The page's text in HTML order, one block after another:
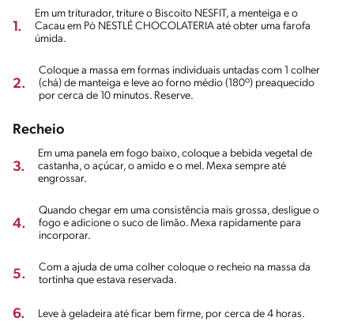
1.
Em um triturador, triture o Biscoito NESFIT, a menteiga e o
Cacau em Pó NESTLÉ CHOCOLATERIA até obter uma farofa
úmida.
2.
Coloque a massa em formas individuais untadas com 1 colher
(chá) de manteiga e leve ao forno médio (180º) preaquecido
por cerca de 10 minutos. Reserve.
Recheio
3.
Em uma panela em fogo baixo, coloque a bebida vegetal de
castanha, o açúcar, o amido e o mel. Mexa sempre até
engrossar.
4.
Quando chegar em uma consistência mais grossa, desligue o
fogo e adicione o suco de limão. Mexa rapidamente para
incorporar.
5.
Com a ajuda de uma colher coloque o recheio na massa da
tortinha que estava reservada.
6. Leve à geladeira até ficar bem firme, por cerca de 4 horas.